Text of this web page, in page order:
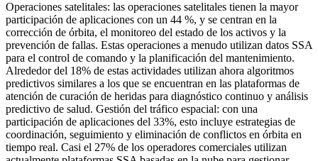
Operaciones satelitales: las operaciones satelitales tienen la mayor
participación de aplicaciones con un 44 %, y se centran en la
corrección de órbita, el monitoreo del estado de los activos y la
prevención de fallas. Estas operaciones a menudo utilizan datos SSA
para el control de comando y la planificación del mantenimiento.
Alrededor del 18% de estas actividades utilizan ahora algoritmos
predictivos similares a los que se encuentran en las plataformas de
atención de curación de heridas para diagnóstico continuo y análisis
predictivo de salud. Gestión del tráfico espacial: con una
participación de aplicaciones del 33%, esto incluye estrategias de
coordinación, seguimiento y eliminación de conflictos en órbita en
tiempo real. Casi el 27% de los operadores comerciales utilizan